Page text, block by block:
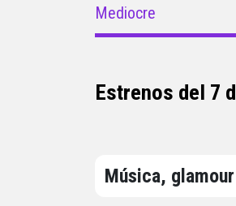
Mediocre
Estrenos del 7
Música,